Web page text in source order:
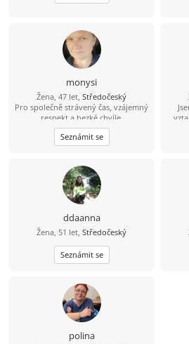
monysi
Žena, 47 let, Středočeský
Pro společně strávený čas, vzájemný
respekt a hezké chvíle.
Mladoboleslavsko - Nymbursko. Jen
nekuřák se zájmem vybudovat
postupně vážný vztah.
Seznámit se
ddaanna
Žena, 51 let, Středočeský
Seznámit se
polina